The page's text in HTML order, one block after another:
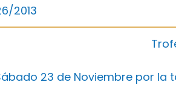
2013
23 de Noviembre por la